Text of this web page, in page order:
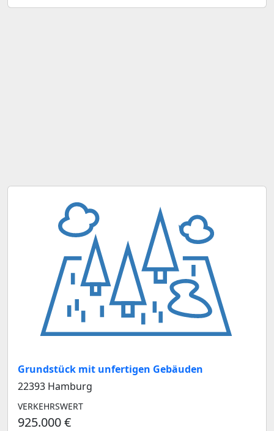
Grundstück mit unfertigen Gebäuden
22393 Hamburg
VERKEHRSWERT
925.000 €